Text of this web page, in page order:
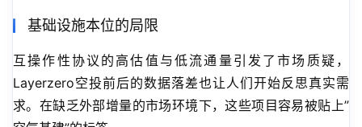
基础设施本位的局限
互操作性协议的高估值与低流通量引发了市场质疑，
Layerzero空投前后的数据落差也让人们开始反思真实需
求。在缺乏外部增量的市场环境下，这些项目容易被贴上”